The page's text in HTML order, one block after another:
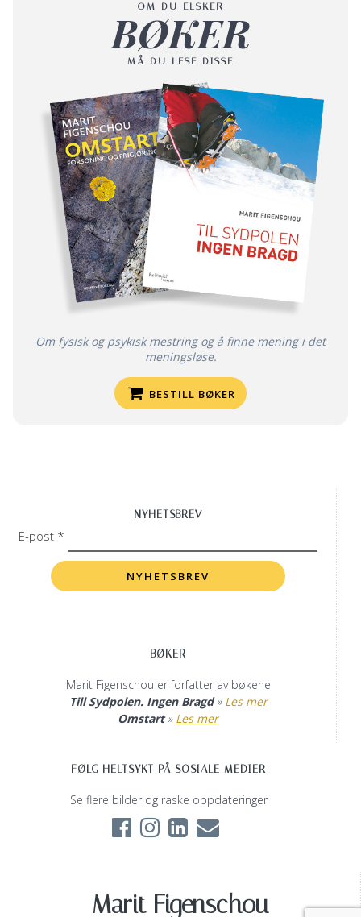
OM DU ELSKER
BØKER
MÅ DU LESE DISSE
Om fysisk og psykisk mestring og å finne mening i det
meningsløse.
BESTILL BØKER
NYHETSBREV
E-post *
BØKER
Marit Figenschou er forfatter av bøkene
Till Sydpolen. Ingen Bragd» Les mer
Omstart» Les mer
FØLG HELTSYKT PÅ SOSIALE MEDIER
Se flere bilder og raske oppdateringer
Marit Figenschou